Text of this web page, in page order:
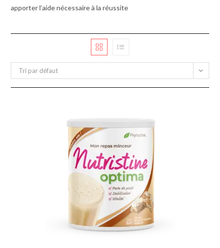
apporter l’aide nécessaire à la réussite
Tri par défaut